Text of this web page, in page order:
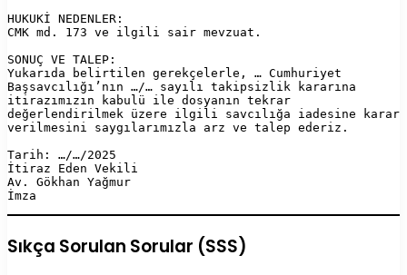
HUKUKİ NEDENLER:
CMK md. 173 ve ilgili sair mevzuat.
SONUÇ VE TALEP:
Yukarıda belirtilen gerekçelerle, … Cumhuriyet
Başsavcılığı’nın …/… sayılı takipsizlik kararına
itirazımızın kabulü ile dosyanın tekrar
değerlendirilmek üzere ilgili savcılığa iadesine karar
verilmesini saygılarımızla arz ve talep ederiz.
Tarih: …/…/2025
İtiraz Eden Vekili
Av. Gökhan Yağmur
Sıkça Sorulan Sorular (SSS)